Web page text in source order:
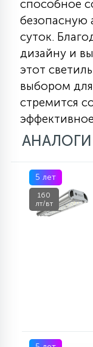
способное
безопасную
суток.
дизайну и
этот
выбором для
стремится
АНАЛОГИ
5 лет
160
лт/вт